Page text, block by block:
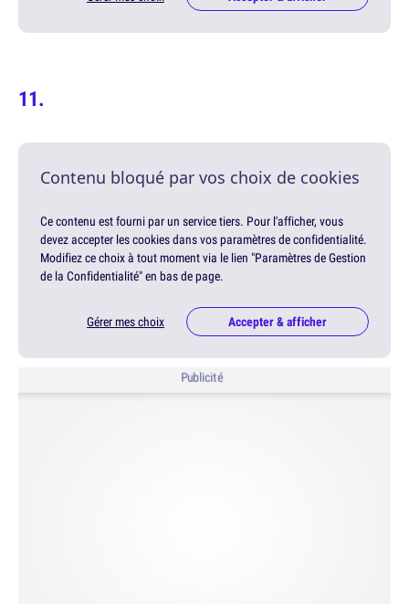
Contenu bloqué par vos choix de cookies
Ce contenu est fourni par un service tiers. Pour l'afficher, vous
devez accepter les cookies dans vos paramètres de confidentialité.
Modifiez ce choix à tout moment via le lien "Paramètres de Gestion
de la Confidentialité" en bas de page.
Gérer mes choix Accepter & afficher
Publicité